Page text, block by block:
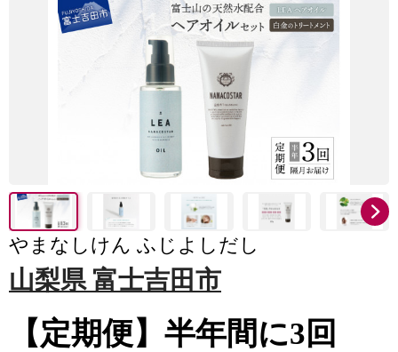
やまなしけん ふじよしだし
山梨県 富士吉田市
【定期便】半年間に3回